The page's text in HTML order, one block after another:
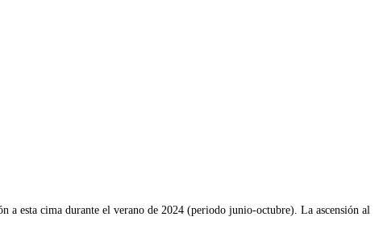
a esta cima durante el verano de 2024 (periodo junio-octubre). La ascensión al